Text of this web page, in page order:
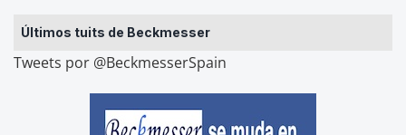
Últimos tuits de Beckmesser
Tweets por @BeckmesserSpain